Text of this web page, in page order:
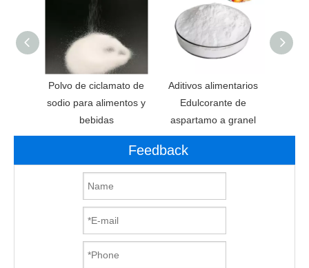
Polvo de ciclamato de
sodio para alimentos y
bebidas
Aditivos alimentarios
Edulcorante de
aspartamo a granel
Feedback